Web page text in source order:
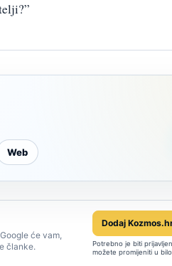
Web
će vam,
članke.
Dodaj
Potrebno je biti
možete promijeniti u